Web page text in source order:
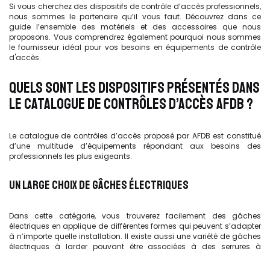
Si vous cherchez des dispositifs de contrôle d’accès professionnels,
nous sommes le partenaire qu’il vous faut. Découvrez dans ce
guide l’ensemble des matériels et des accessoires que nous
proposons. Vous comprendrez également pourquoi nous sommes
le fournisseur idéal pour vos besoins en équipements de contrôle
d'accès.
QUELS SONT LES DISPOSITIFS PRÉSENTÉS DANS
LE CATALOGUE DE CONTRÔLES D’ACCÈS AFDB ?
Le catalogue de contrôles d’accès proposé par AFDB est constitué
d’une multitude d’équipements répondant aux besoins des
professionnels les plus exigeants.
UN LARGE CHOIX DE GÂCHES ÉLECTRIQUES
Dans cette catégorie, vous trouverez facilement des gâches
électriques en applique de différentes formes qui peuvent s’adapter
à n’importe quelle installation. Il existe aussi une variété de gâches
électriques à larder pouvant être associées à des serrures à